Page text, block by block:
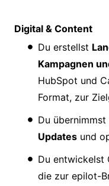
Digital & Content
Du erstellst
Kampagnen
HubSpot und
Format, zur
Du
Updates und
Du entwickelst
die zur epilot-